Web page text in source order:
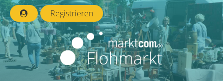
Registrieren